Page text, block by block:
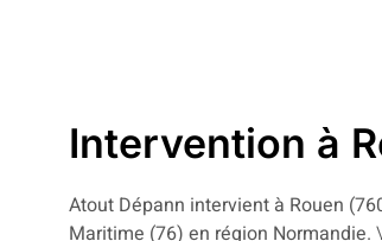
Intervention à
Atout Dépann intervient à Rouen
Maritime (76) en région Normandie.